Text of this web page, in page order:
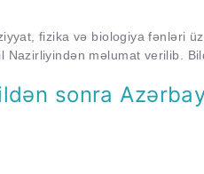
fizika və biologiya fənləri
Nazirliyindən məlumat verilib.
sonra